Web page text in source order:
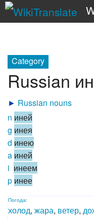
Category
Russian
► Russian nouns
n иней
g инея
d инею
a иней
i инеем
p инее
Погода:
холод, жара, ветер,